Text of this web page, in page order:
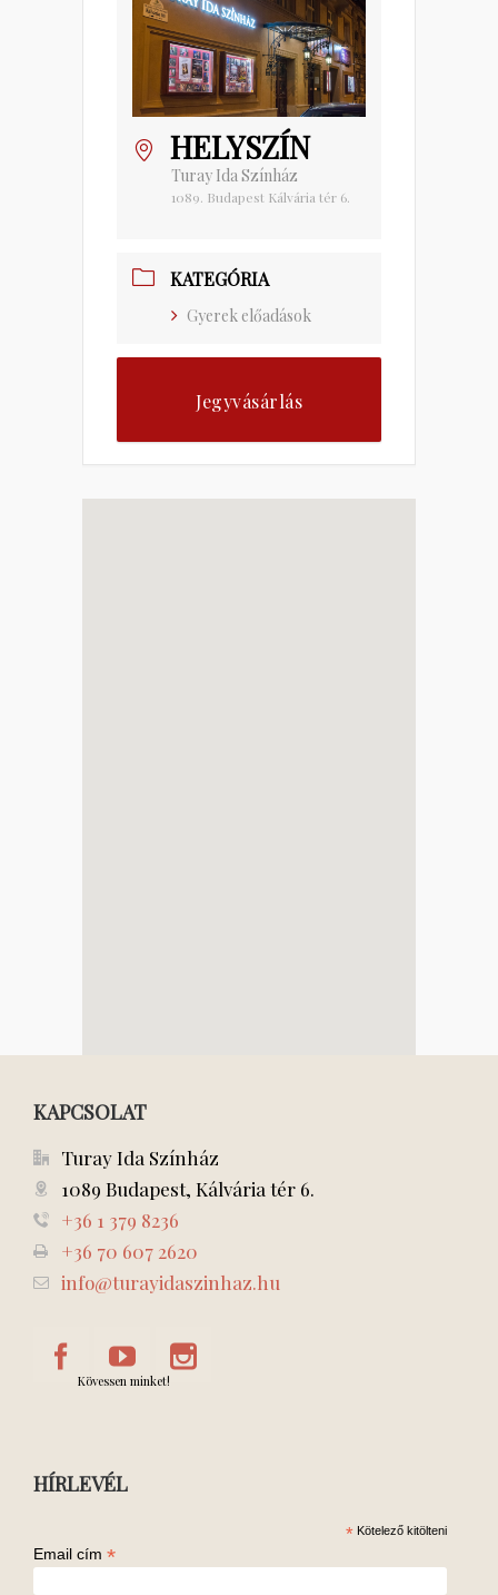
HELYSZÍN
Turay Ida Színház
1089. Budapest Kálvária tér 6.
KATEGÓRIA
Gyerek előadások
Jegyvásárlás
KAPCSOLAT
Turay Ida Színház
1089 Budapest, Kálvária tér 6.
+36 1 379 8236
+36 70 607 2620
info@turayidaszinhaz.hu
Kövessen minket!
HÍRLEVÉL
* Kötelező kitölteni
Email cím *